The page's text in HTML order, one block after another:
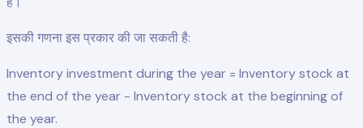
इसकी गणना इस प्रकार की जा सकती है:
Inventory investment during the year = Inventory stock at
the end of the year - Inventory stock at the beginning of
the year.